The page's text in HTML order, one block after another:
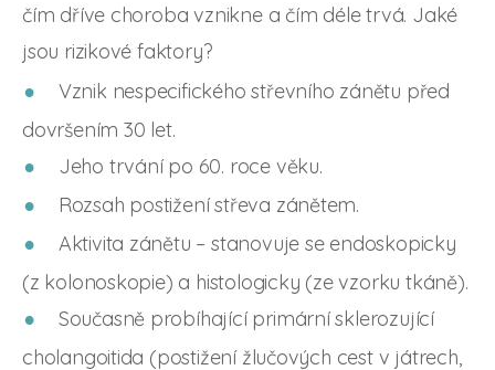
čím dříve choroba vznikne a čím déle trvá. Jaké
jsou rizikové faktory?
Vznik nespecifického střevního zánětu před
dovršením 30 let.
Jeho trvání po 60. roce věku.
Rozsah postižení střeva zánětem.
Aktivita zánětu – stanovuje se endoskopicky
(z kolonoskopie) a histologicky (ze vzorku tkáně).
Současně probíhající primární sklerozující
cholangoitida (postižení žlučových cest v játrech,